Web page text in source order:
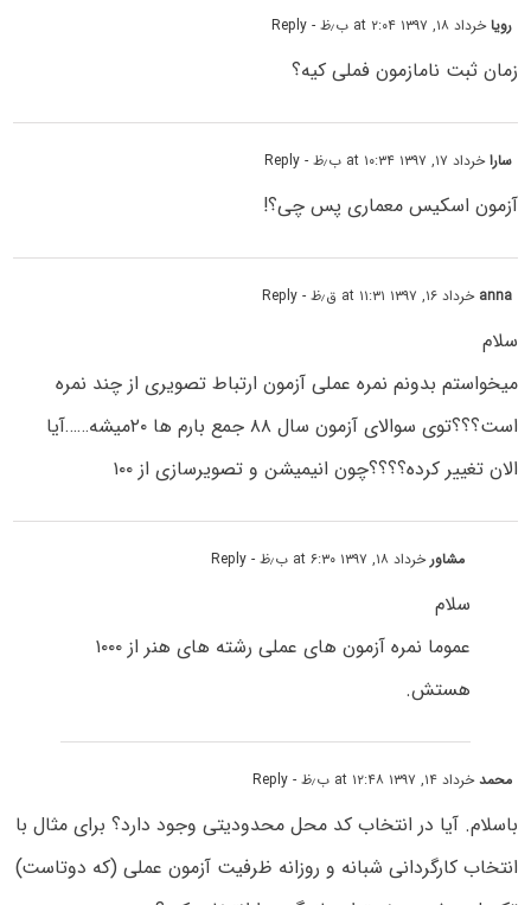
رویاخرداد ۱۸, ۱۳۹۷ at ۲:۰۴ ب٫ظ - Reply
زمان ثبت نامازمون فملی کیه؟
ساراخرداد ۱۷, ۱۳۹۷ at ۱۰:۳۴ ب٫ظ - Reply
آزمون اسکیس معماری پس چی؟!
anna خرداد ۱۶, ۱۳۹۷ at ۱۱:۳۱ ق٫ظ - Reply
سلام
میخواستم بدونم نمره عملی آزمون ارتباط تصویری از چند نمره
است؟؟؟توی سوالای آزمون سال ۸۸ جمع بارم ها ۲۰میشه……آیا
الان تغییر کرده؟؟؟؟چون انیمیشن و تصویرسازی از ۱۰۰
مشاور خرداد ۱۸, ۱۳۹۷ at ۶:۳۰ ب٫ظ - Reply
سلام
عموما نمره آزمون های عملی رشته های هنر از ۱۰۰۰
هستش.
محمدخرداد ۱۴, ۱۳۹۷ at ۱۲:۴۸ ب٫ظ - Reply
باسلام. آیا در انتخاب کد محل محدودیتی وجود دارد؟ برای مثال با
انتخاب کارگردانی شبانه و روزانه ظرفیت آزمون عملی (که دوتاست)